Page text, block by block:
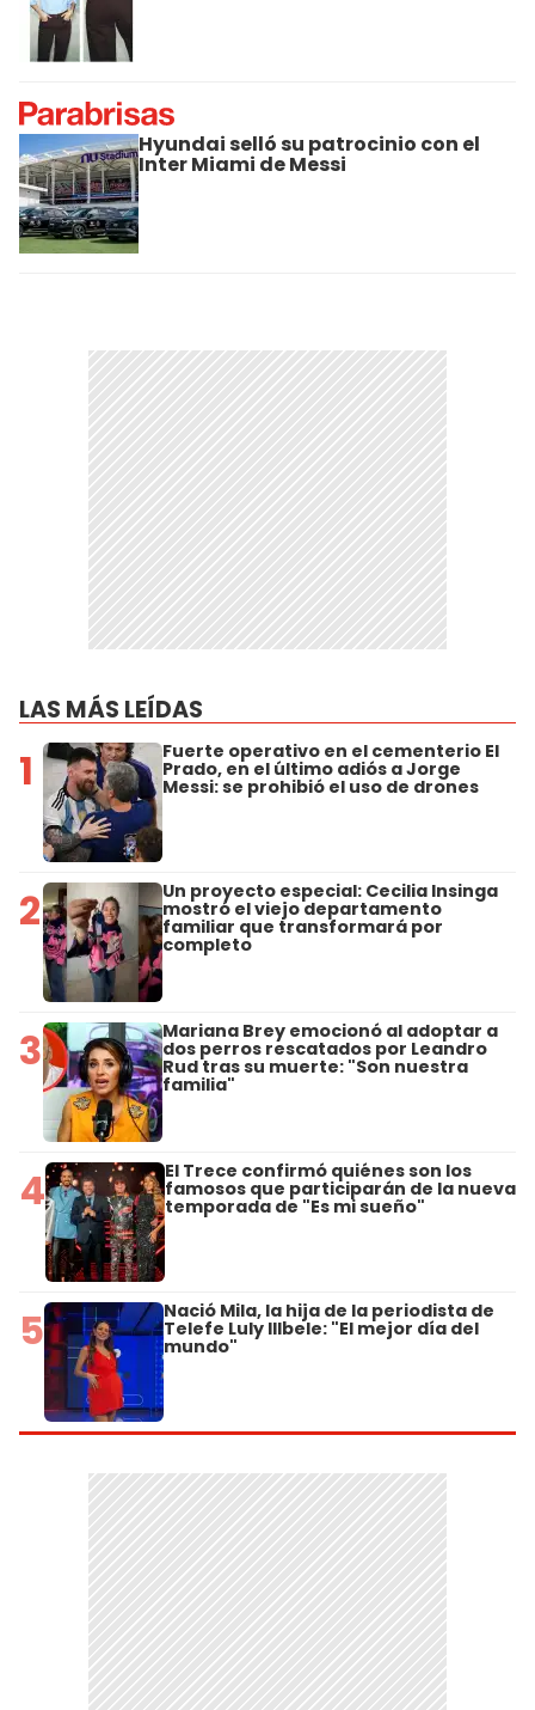
Hyundai selló su patrocinio con el
Inter Miami de Messi
LAS MÁS LEÍDAS
1 Fuerte operativo en el cementerio El
Prado, en el último adiós a Jorge
Messi: se prohibió el uso de drones
2 Un proyecto especial: Cecilia Insinga
mostró el viejo departamento
familiar que transformará por
completo
3 Mariana Brey emocionó al adoptar a
dos perros rescatados por Leandro
Rud tras su muerte: "Son nuestra
familia"
4 El Trece confirmó quiénes son los
famosos que participarán de la nueva
temporada de "Es mi sueño"
5 Nació Mila, la hija de la periodista de
Telefe Luly Illbele: "El mejor día del
mundo"